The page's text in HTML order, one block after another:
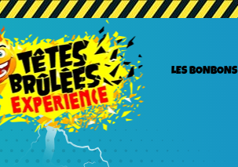
LES BONBONS